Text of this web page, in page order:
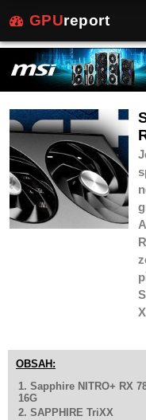
GPUreport
OBSAH:
1. Sapphire NITRO+ RX
16G
2. SAPPHIRE TriXX